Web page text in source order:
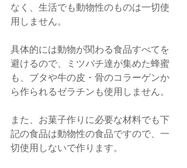
なく、生活でも動物性のものは一切使
用しません。
具体的には動物が関わる食品すべてを
避けるので、ミツバチ達が集めた蜂蜜
も、ブタや牛の皮・骨のコラーゲンか
ら作られるゼラチンも使用しません。
また、お菓子作りに必要な材料でも下
記の食品は動物性の食品ですので、一
切使用しないで作ります。